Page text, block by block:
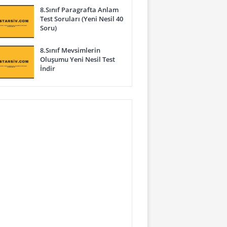
8.Sınıf Paragrafta Anlam
Test Soruları (Yeni Nesil 40
Soru)
8.Sınıf Mevsimlerin
Oluşumu Yeni Nesil Test
İndir